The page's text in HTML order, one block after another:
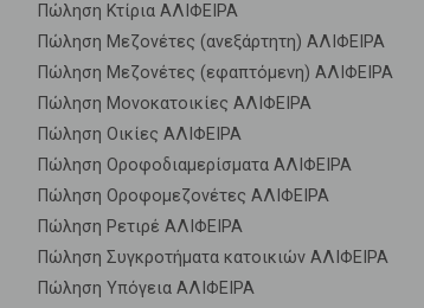
Πώληση Κτίρια ΑΛΙΦΕΙΡΑ
Πώληση Μεζονέτες (ανεξάρτητη) ΑΛΙΦΕΙΡΑ
Πώληση Μεζονέτες (εφαπτόμενη) ΑΛΙΦΕΙΡΑ
Πώληση Μονοκατοικίες ΑΛΙΦΕΙΡΑ
Πώληση Οικίες ΑΛΙΦΕΙΡΑ
Πώληση Οροφοδιαμερίσματα ΑΛΙΦΕΙΡΑ
Πώληση Οροφομεζονέτες ΑΛΙΦΕΙΡΑ
Πώληση Ρετιρέ ΑΛΙΦΕΙΡΑ
Πώληση Συγκροτήματα κατοικιών ΑΛΙΦΕΙΡΑ
Πώληση Υπόγεια ΑΛΙΦΕΙΡΑ